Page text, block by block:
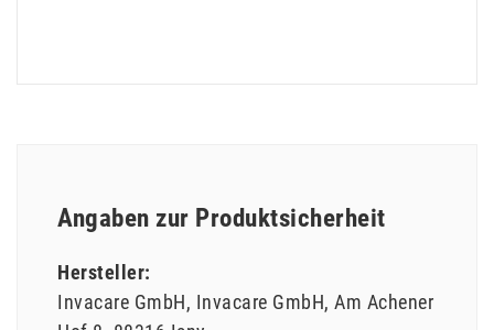
Angaben zur Produktsicherheit
Hersteller:
Invacare GmbH Invacare GmbH Am Achener